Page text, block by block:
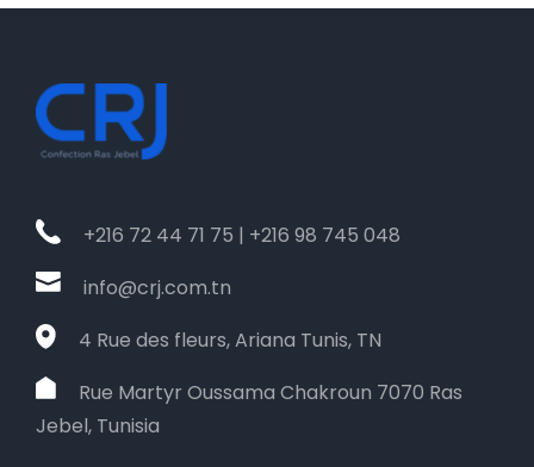
+216 72 44 71 75 | +216 98 745 048
info@crj.com.tn
4 Rue des fleurs, Ariana Tunis, TN
Rue Martyr Oussama Chakroun 7070 Ras
Jebel, Tunisia